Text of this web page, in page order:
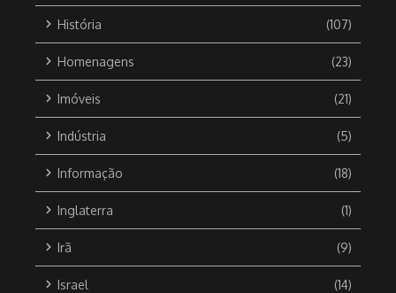
História (107)
Homenagens (23)
Imóveis (21)
Indústria (5)
Informação (18)
Inglaterra (1)
Irã (9)
Israel (14)